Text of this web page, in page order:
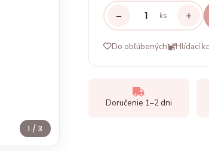
1 / 3
− ks +
Do obľúbených Hlídací
Doručenie 1–2 dni